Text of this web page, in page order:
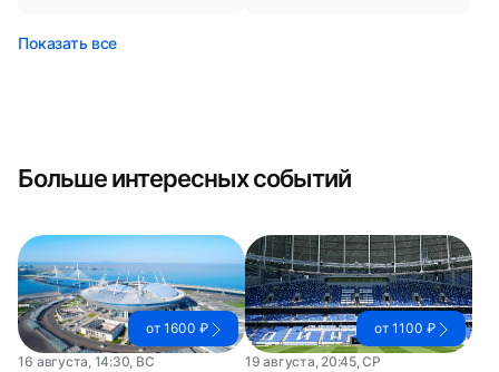
Показать все
Больше интересных событий
от 1600 ₽
16 августа, 14:30, ВС
от 1100 ₽
19 августа, 20:45, СР